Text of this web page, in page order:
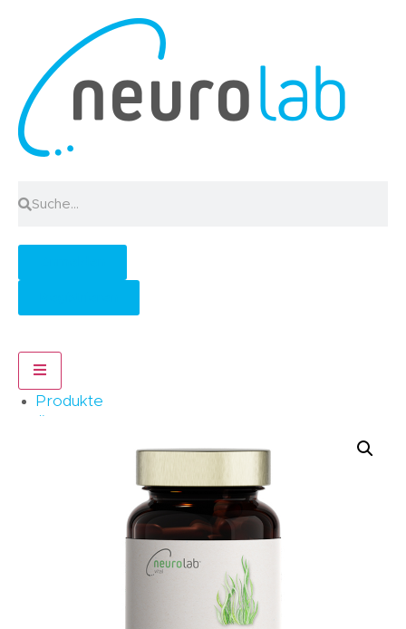
Produkte
Über Uns
Veranstaltungen
Expertenmeinungen
Häufig gestellte Fragen
Hamburger Toggle Menu